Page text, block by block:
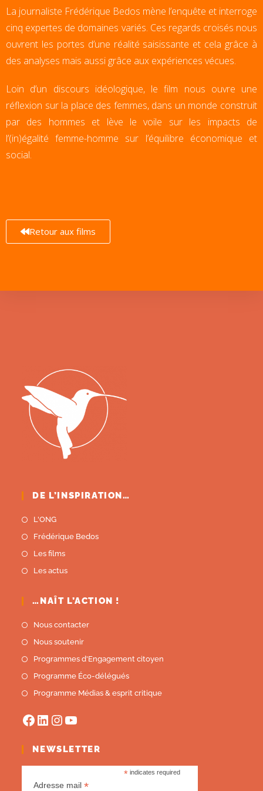
La journaliste Frédérique Bedos mène l’enquête et interroge
cinq expertes de domaines variés. Ces regards croisés nous
ouvrent les portes d’une réalité saisissante et cela grâce à
des analyses mais aussi grâce aux expériences vécues.
Loin d’un discours idéologique, le film nous ouvre une
réflexion sur la place des femmes, dans un monde construit
par des hommes et lève le voile sur les impacts de
l’(in)égalité femme-homme sur l’équilibre économique et
social.
Retour aux films
DE L’INSPIRATION…
L'ONG
Frédérique Bedos
Les films
Les actus
…NAÎT L’ACTION !
Nous contacter
Nous soutenir
Programmes d'Engagement citoyen
Programme Éco-délégués
Programme Médias & esprit critique
NEWSLETTER
* indicates required
Adresse mail*